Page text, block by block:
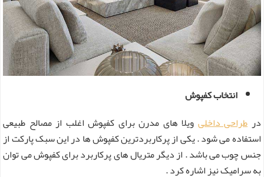
انتخاب کفپوش
در طراحی داخلی ویلا های مدرن برای کفپوش اغلب از مصالح طبیعی
استفاده می‌ شود . یکی از پرکاربردترین کفپوش ها در این سبک پارکت از
جنس چوب می باشد . از دیگر متریال های پرکاربرد برای کفپوش می‌ توان
به سرامیک نیز اشاره کرد .